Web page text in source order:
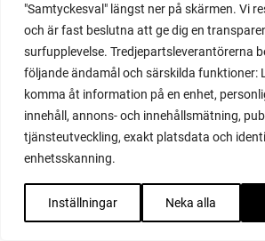
"Samtyckesval" längst ner på skärmen. Vi
och är fast beslutna att ge dig en
surfupplevelse. Tredjepartsleverantörerna
följande ändamål och särskilda funktioner:
komma åt information på en enhet,
innehåll, annons- och innehållsmätning,
tjänsteutveckling, exakt platsdata och
enhetsskanning.
Inställningar Neka alla
20 juli 2026
Taktik med 3 tips för att röja
Hur kan man göra för att hitta ett
sätt att röja upp i sin odling? Läs
det lätt att hitta motivation och